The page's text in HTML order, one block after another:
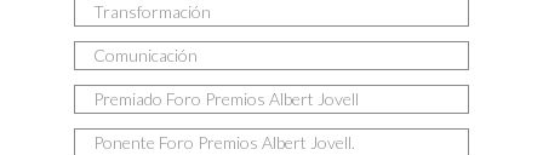
Transformación
Comunicación
Premiado Foro Premios Albert Jovell
Ponente Foro Premios Albert Jovell.